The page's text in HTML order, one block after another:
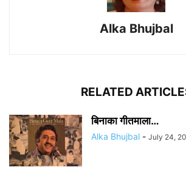
Alka Bhujbal
RELATED
बिनाका गीतमाला…
Alka Bhujbal - July 24,